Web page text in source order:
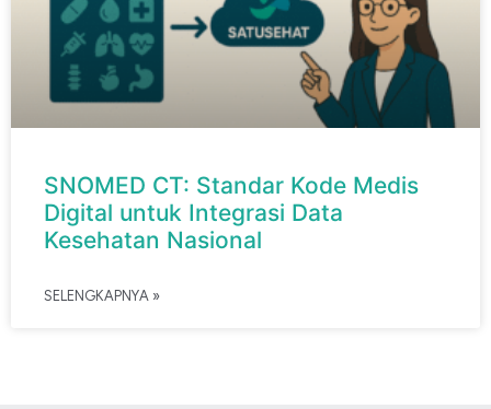
SNOMED CT: Standar Kode Medis
Digital untuk Integrasi Data
Kesehatan Nasional
SELENGKAPNYA »